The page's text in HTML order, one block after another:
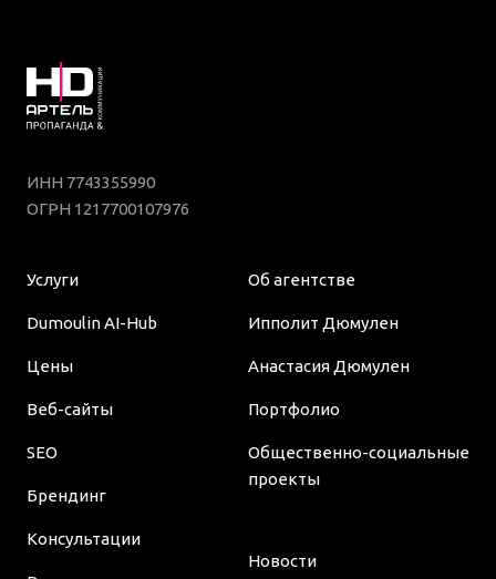
ИНН 7743355990
ОГРН 1217700107976
Услуги
Dumoulin AI-Hub
Цены
Веб-сайты
SEO
Брендинг
Консультации
Об агентстве
Ипполит Дюмулен
Анастасия Дюмулен
Портфолио
Общественно-социальные
проекты
Новости